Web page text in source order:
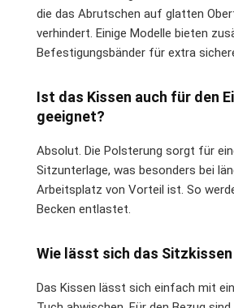
die das Abrutschen auf glatten
verhindert. Einige Modelle bieten
Befestigungsbänder für extra
Ist das Kissen auch für den
geeignet?
Absolut. Die Polsterung sorgt für
Sitzunterlage, was besonders bei
Arbeitsplatz von Vorteil ist. So
Becken entlastet.
Wie lässt sich das
Das Kissen lässt sich einfach mit